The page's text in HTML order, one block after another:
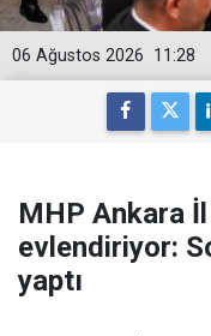
11:28
06 Ağustos 2026
MHP Ankara
evlendiriyor:
yaptı